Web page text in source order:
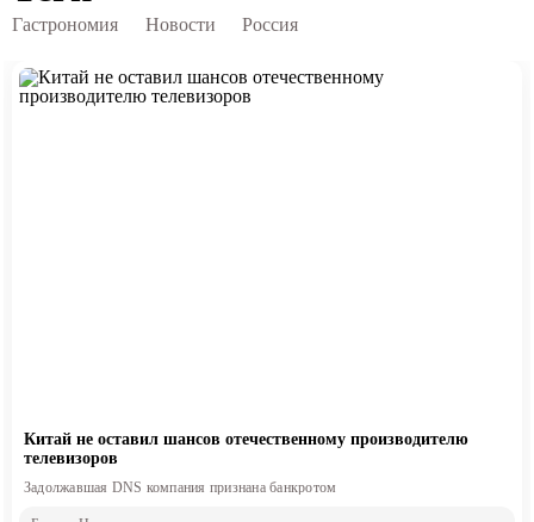
Гастрономия Новости Россия
Китай не оставил шансов отечественному производителю
телевизоров
Задолжавшая DNS компания признана банкротом